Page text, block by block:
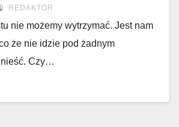
REDAKTOR
nie możemy wytrzymać. Jest nam
że nie idzie pod żadnym
Czy…